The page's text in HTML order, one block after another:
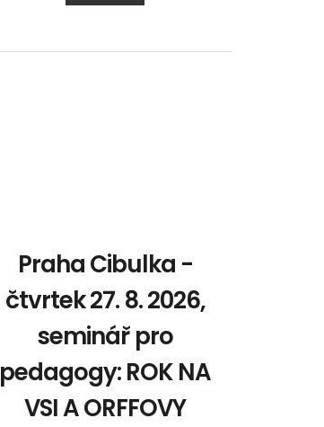
Praha Cibulka -
čtvrtek 27. 8. 2026,
seminář pro
pedagogy: ROK NA
VSI A ORFFOVY